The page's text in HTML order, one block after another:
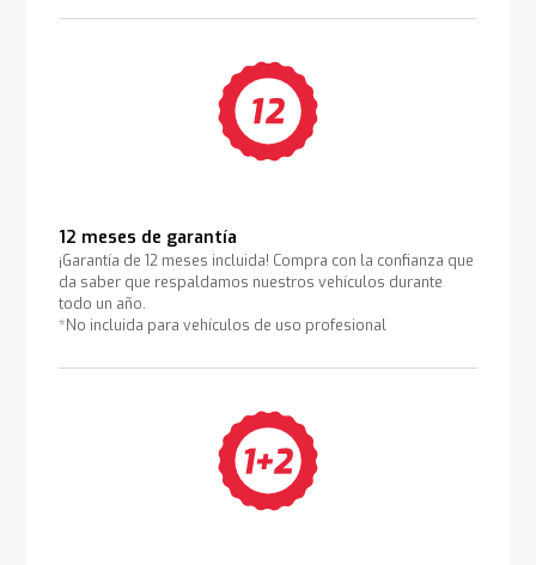
12 meses de garantía
¡Garantía de 12 meses incluida! Compra con la confianza que
da saber que respaldamos nuestros vehículos durante
todo un año.
*No incluida para vehículos de uso profesional